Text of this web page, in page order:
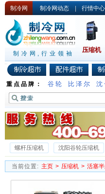
制冷网 制冷网动态 | 行情中心
制冷网,行业领袖 压缩机
重点品牌： 谷轮 比泽尔 沈
螺杆压缩机 沈阳谷轮压缩机
沈一冷半封闭压缩机
德国谷
当前位置: 主页 > 压缩机 > 活塞